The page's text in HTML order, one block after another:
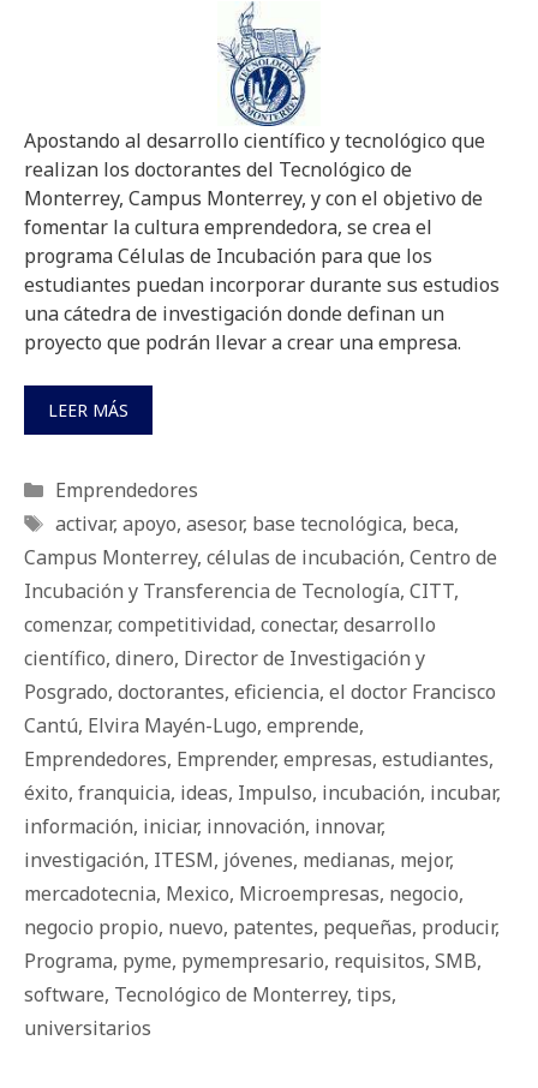
Apostando al desarrollo científico y tecnológico que
realizan los doctorantes del Tecnológico de
Monterrey, Campus Monterrey, y con el objetivo de
fomentar la cultura emprendedora, se crea el
programa Células de Incubación para que los
estudiantes puedan incorporar durante sus estudios
una cátedra de investigación donde definan un
proyecto que podrán llevar a crear una empresa.
LEER MÁS
Categorías
Emprendedores
Etiquetas
activar, apoyo, asesor, base tecnológica, beca,
Campus Monterrey, células de incubación, Centro de
Incubación y Transferencia de Tecnología, CITT,
comenzar, competitividad, conectar, desarrollo
científico, dinero, Director de Investigación y
Posgrado, doctorantes, eficiencia, el doctor Francisco
Cantú, Elvira Mayén-Lugo, emprende,
Emprendedores, Emprender, empresas, estudiantes,
éxito, franquicia, ideas, Impulso, incubación, incubar,
información, iniciar, innovación, innovar,
investigación, ITESM, jóvenes, medianas, mejor,
mercadotecnia, Mexico, Microempresas, negocio,
negocio propio, nuevo, patentes, pequeñas, producir,
Programa, pyme, pymempresario, requisitos, SMB,
software, Tecnológico de Monterrey, tips,
universitarios